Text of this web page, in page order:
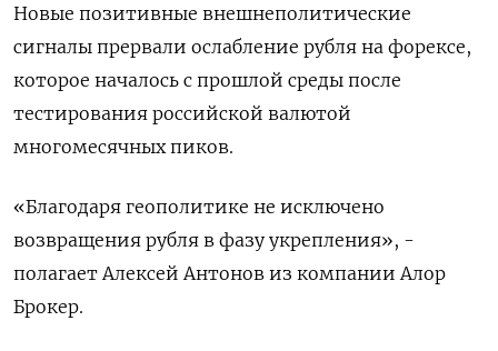
Новые позитивные внешнеполитические
сигналы прервали ослабление рубля на форексе,
которое началось с прошлой среды после
тестирования российской валютой
многомесячных пиков.
«Благодаря геополитике не исключено
возвращения рубля в фазу укрепления», -
полагает Алексей Антонов из компании Алор
Брокер.